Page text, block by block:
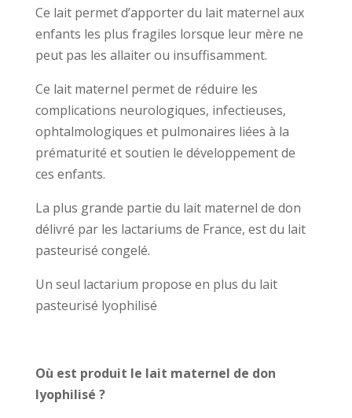
Ce lait permet d’apporter du lait maternel aux
enfants les plus fragiles lorsque leur mère ne
peut pas les allaiter ou insuffisamment.
Ce lait maternel permet de réduire les
complications neurologiques, infectieuses,
ophtalmologiques et pulmonaires liées à la
prématurité et soutien le développement de
ces enfants.
La plus grande partie du lait maternel de don
délivré par les lactariums de France, est du lait
pasteurisé congelé.
Un seul lactarium propose en plus du lait
pasteurisé lyophilisé
Où est produit le lait maternel de don
lyophilisé ?